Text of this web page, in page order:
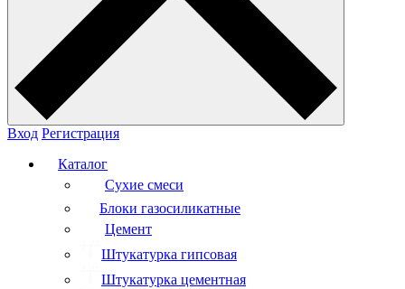
Вход Регистрация
Каталог
Сухие смеси
Блоки газосиликатные
Цемент
Штукатурка гипсовая
Штукатурка цементная